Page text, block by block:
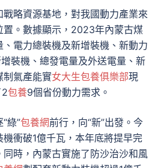
略資源基地，對我國動力產業來
置。數據顯示，2023年內蒙古煤
、電力總裝機及新增裝機、新動力
裝機、總發電量及外送電量、新
制氣產能實女大生包養俱樂部現
2包養9個省份動力需求。
綠”包養網前行，向“新”出發。今
衝破1億千瓦，本年底將提早完
時，內蒙古實施了防沙治沙和風